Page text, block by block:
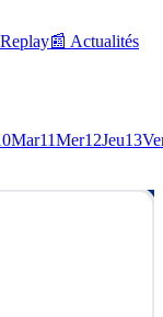
📰 Actualités
Mar11Mer12Jeu13